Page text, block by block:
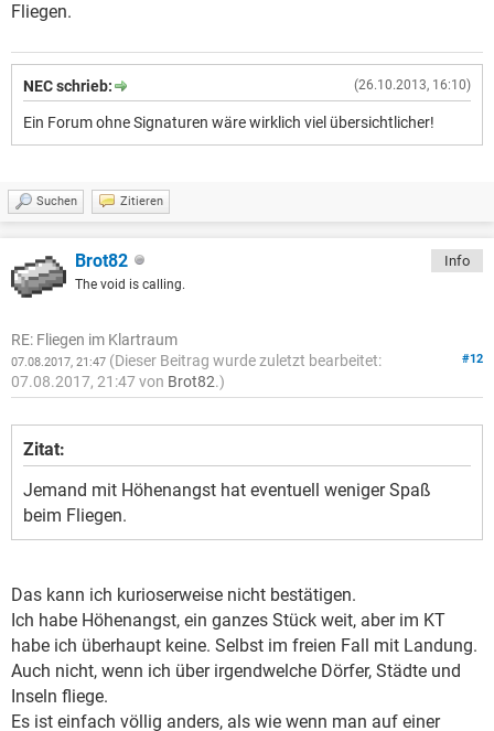
Fliegen.
(26.10.2013, 16:10)
NEC schrieb:
Ein Forum ohne Signaturen wäre wirklich viel übersichtlicher!
Suchen Zitieren
Brot82
The void is calling.
Info
RE: Fliegen im Klartraum
#12
07.08.2017, 21:47 (Dieser Beitrag wurde zuletzt bearbeitet:
07.08.2017, 21:47 von Brot82.)
Zitat:
Jemand mit Höhenangst hat eventuell weniger Spaß
beim Fliegen.
Das kann ich kurioserweise nicht bestätigen.
Ich habe Höhenangst, ein ganzes Stück weit, aber im KT
habe ich überhaupt keine. Selbst im freien Fall mit Landung.
Auch nicht, wenn ich über irgendwelche Dörfer, Städte und
Inseln fliege.
Es ist einfach völlig anders, als wie wenn man auf einer